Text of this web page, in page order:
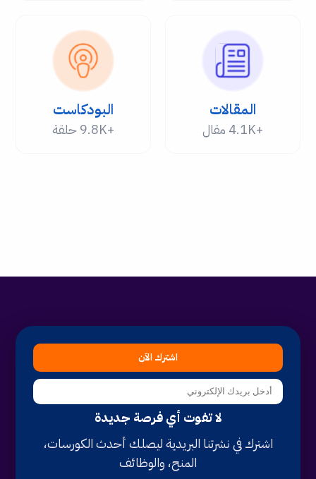
المقالات
+4.1K مقال
البودكاست
+9.8K حلقة
اشترك الآن
لا تفوت أي فرصة جديدة
اشترك في نشرتنا البريدية ليصلك أحدث الكورسات،
المنح، والوظائف